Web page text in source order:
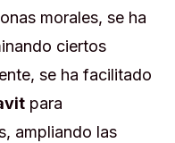
morales, se ha
ciertos
se ha facilitado
para
ampliando las